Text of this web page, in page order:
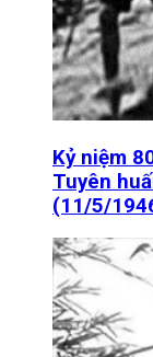
Kỷ niệm
Tuyên
(11/5/